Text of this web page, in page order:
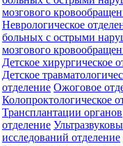
мозгового
Неврологическое
больных с острыми
мозгового
Детское хирургическое
Детское
отделение Ожоговое
Колопроктологическое
Трансплантации органов
отделение
исследований отделение